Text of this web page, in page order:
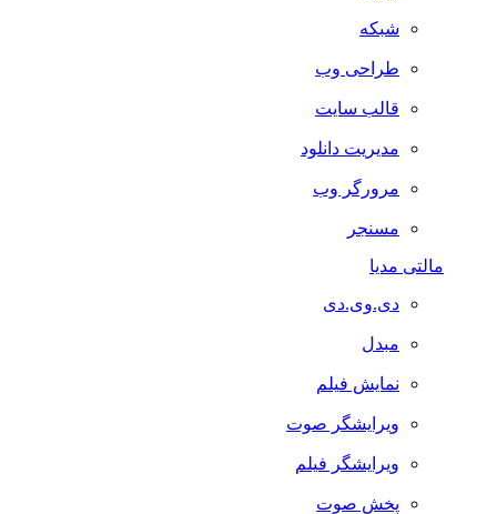
شبکه
طراحی وب
قالب سایت
مدیریت دانلود
مرورگر وب
مسنجر
مالتی مدیا
دی.وی.دی
مبدل
نمایش فیلم
ویرایشگر صوت
ویرایشگر فیلم
پخش صوت